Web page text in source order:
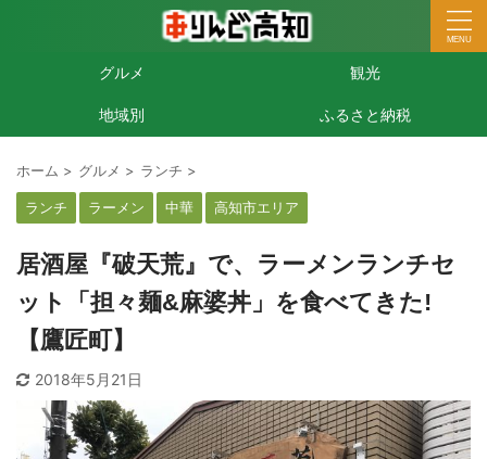
グルメ 観光
地域別 ふるさと納税
ホーム > グルメ > ランチ >
ランチ ラーメン 中華 高知市エリア
居酒屋『破天荒』で、ラーメンランチセ
ット「担々麺&麻婆丼」を食べてきた!
【鷹匠町】
2018年5月21日